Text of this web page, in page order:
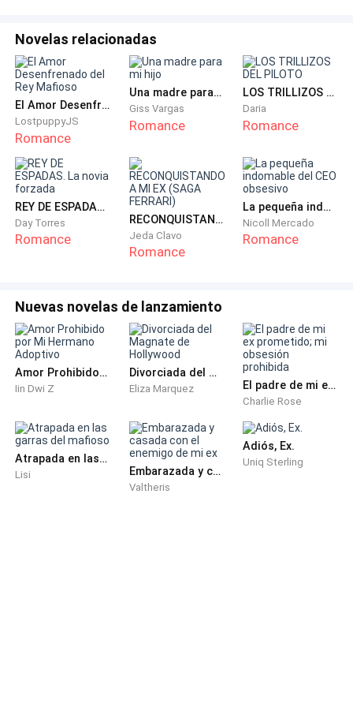
Novelas relacionadas
El Amor Desenfrenado del Rey Mafioso
LostpuppyJS
Romance
Una madre para mi hijo
Giss Vargas
Romance
LOS TRILLIZOS DEL PILOTO
Daria
Romance
REY DE ESPADAS. La novia forzada
Day Torres
Romance
RECONQUISTANDO A MI EX (SAGA FERRARI)
Jeda Clavo
Romance
La pequeña indomable del CEO obsesivo
Nicoll Mercado
Romance
Nuevas novelas de lanzamiento
Amor Prohibido por Mi Hermano Adoptivo
Iin Dwi Z
Divorciada del Magnate de Hollywood
Eliza Marquez El padre de mi ex prometido; mi obsesión prohibida
Charlie Rose
Atrapada en las garras del mafioso
Lisi Embarazada y casada con el enemigo de mi ex
Valtheris
Adiós, Ex.
Uniq Sterling